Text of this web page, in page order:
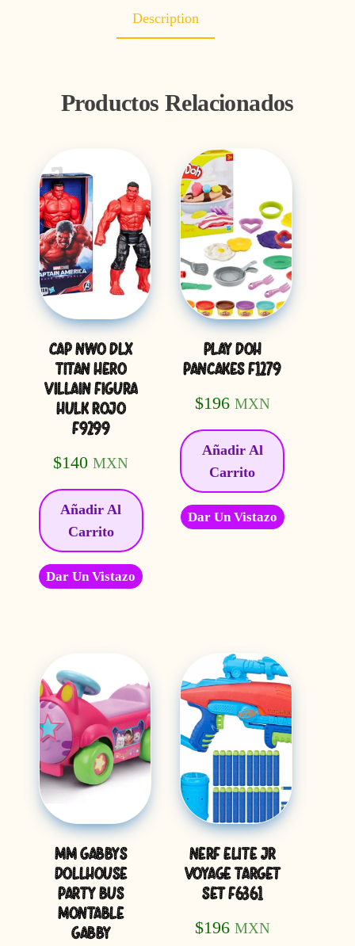
Description
Productos Relacionados
CAP NWO DLX
TITAN HERO
VILLAIN FIGURA
HULK ROJO
F9299
$140 MXN
Añadir Al
Carrito
Dar Un Vistazo
PLAY DOH
PANCAKES F1279
$196 MXN
Añadir Al
Carrito
Dar Un Vistazo
MM GABBYS
DOLLHOUSE
PARTY BUS
MONTABLE
GABBY
NERF ELITE JR
VOYAGE TARGET
SET F6361
$196 MXN